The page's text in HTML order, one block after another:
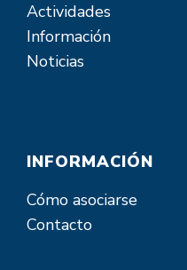
Actividades
Información
Noticias
INFORMACIÓN
Cómo asociarse
Contacto